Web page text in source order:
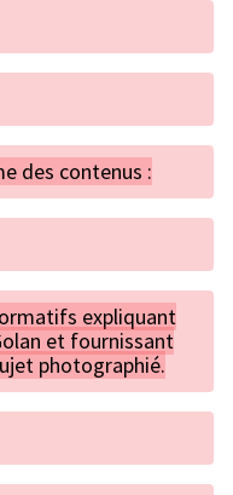
des contenus :
expliquant
et fournissant
photographié.